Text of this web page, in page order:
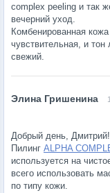
complex peeling и так
вечерний уход.
Комбенированная
чувствительная, и
свежий.
Добрый день, Дмитрий!
Пилинг ALPHA
используется на
всего использовать
по типу кожи.